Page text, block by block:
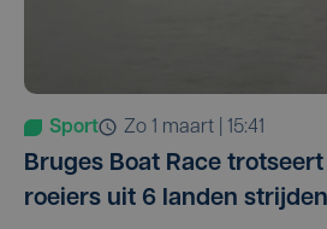
Sport zo 1 maart | 15:41
Bruges Boat Race
roeiers uit 6 landen